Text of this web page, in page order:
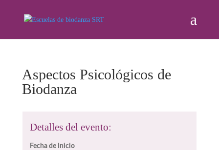
Aspectos Psicológicos de
Biodanza
Detalles del evento:
Fecha de Inicio